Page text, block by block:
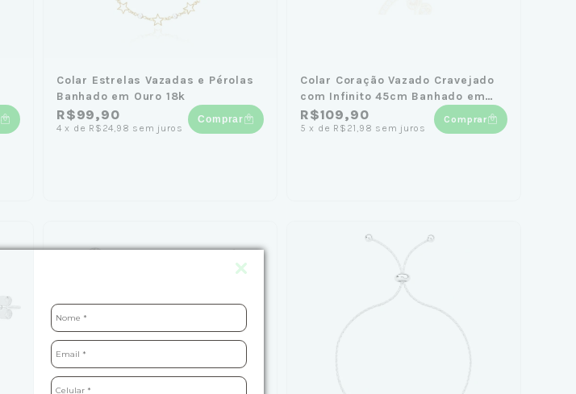
Colar Estrelas Vazadas e Pérolas
Banhado em Ouro 18k
R$99,90
4 x de R$24,98 sem juros
Comprar
Colar Coração Vazado Cravejado
com Infinito 45cm Banhado em
Ouro 18K
R$109,90
5 x de R$21,98 sem juros
Comprar